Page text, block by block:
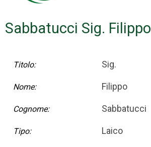
Sabbatucci Sig. Filippo
Titolo: Sig.
Nome: Filippo
Cognome: Sabbatucci
Tipo: Laico